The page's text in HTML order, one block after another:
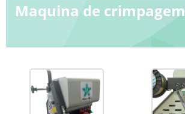
Maquina de crimpagem